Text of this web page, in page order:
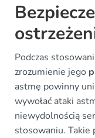
Podczas
zrozumienie jego
astmę powinny
wywołać ataki
niewydolnością
stosowaniu. Takie